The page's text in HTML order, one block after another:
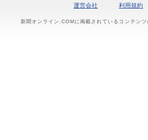
運営会社 利用規約
新聞オンライン.COMに掲載されているコンテン